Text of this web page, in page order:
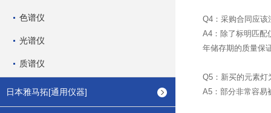
色谱仪
光谱仪
质谱仪
日本雅马拓[通用仪器]
Q4：采购合同应该
A4：除了标明匹配
年储存期的质量保
Q5：新买的元素灯
A5：部分非常容易